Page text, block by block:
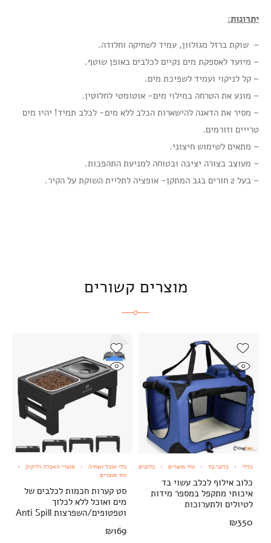
יתרונות:
– שוקת ברזל מגולוון, עמיד לשחיקה וחלודה.
– מיועד לאספקת מים נקיים לכלבים באופן שוטף.
– קל לניקוי ועמיד לשפיכת מים.
– מונע את הטרחה במילוי מים- אוטומטי לחלוטין.
– מסיר את הדאגה להישארות הכלב ללא מים- לכלב תמיד! יהיו מים
טרייים וזורמים.
– מתאים לשימוש חיצוני.
– מעוצב בצורה יציבה ובטוחה למניעת התהפכות.
– בעל 2 חורים בגב המתקן- אופציה לתליית השוקת על הקיר.
מוצרים קשורים
כללי כלובי בד עוד מוצרים כלובים
כלוב אילוף לכלב עשוי בד
איכותי מתקפל במספר מידות
לטיולים ולתערוכות
₪350
כלי אוכל ושתיה
מוצרי האכלה וליקוק
עוד מוצרים
סט קערות חכמות לכלבים של
מים ואוכל ללא לכלוך
וטפטופים/השפרצות Anti Spill
₪169